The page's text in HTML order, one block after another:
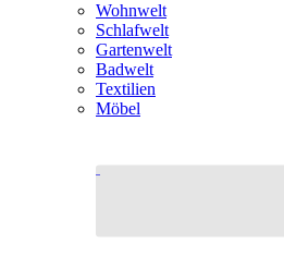
Wohnwelt
Schlafwelt
Gartenwelt
Badwelt
Textilien
Möbel